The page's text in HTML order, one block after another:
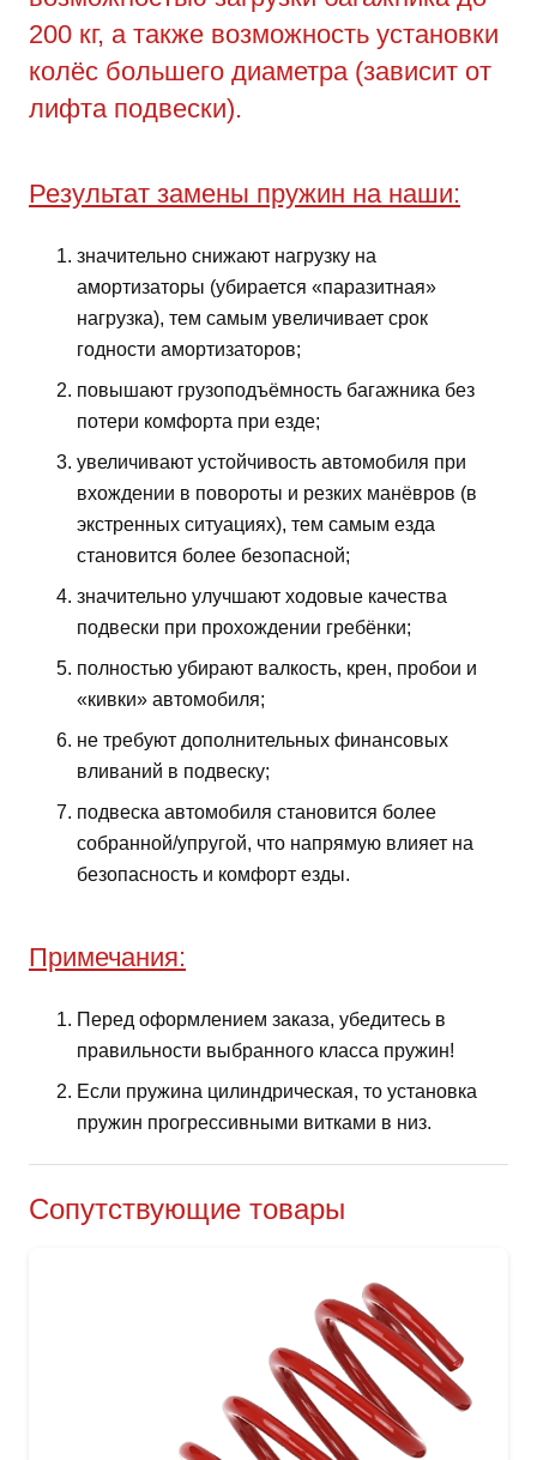
200 кг, а также возможность установки
колёс большего диаметра (зависит от
лифта подвески).
Результат замены пружин на наши:
значительно снижают нагрузку на
амортизаторы (убирается «паразитная»
нагрузка), тем самым увеличивает срок
годности амортизаторов;
повышают грузоподъёмность багажника без
потери комфорта при езде;
увеличивают устойчивость автомобиля при
вхождении в повороты и резких манёвров (в
экстренных ситуациях), тем самым езда
становится более безопасной;
значительно улучшают ходовые качества
подвески при прохождении гребёнки;
полностью убирают валкость, крен, пробои и
«кивки» автомобиля;
не требуют дополнительных финансовых
вливаний в подвеску;
подвеска автомобиля становится более
собранной/упругой, что напрямую влияет на
безопасность и комфорт езды.
Примечания:
Перед оформлением заказа, убедитесь в
правильности выбранного класса пружин!
Если пружина цилиндрическая, то установка
пружин прогрессивными витками в низ.
Сопутствующие товары